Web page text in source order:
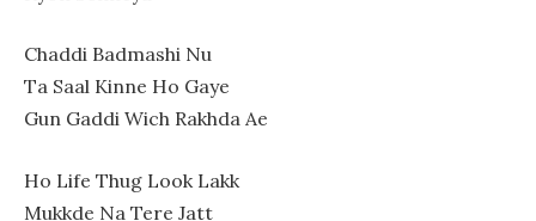
Chaddi Badmashi Nu
Ta Saal Kinne Ho Gaye
Gun Gaddi Wich Rakhda Ae
Ho Life Thug Look Lakk
Mukkde Na Tere Jatt